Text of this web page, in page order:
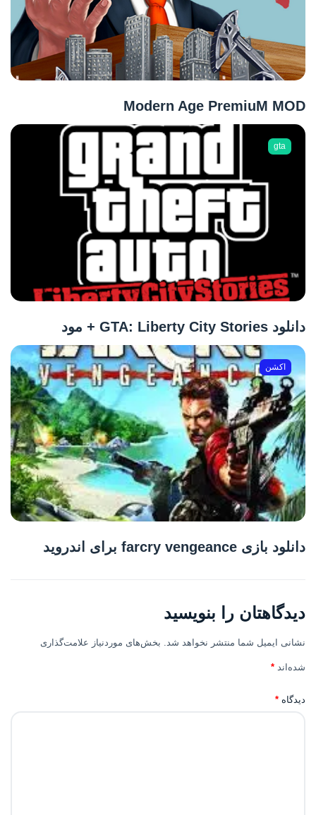
Modern Age PremiuM MOD
gta
دانلود GTA: Liberty City Stories + مود
اکشن
دانلود بازی farcry vengeance برای اندروید
دیدگاهتان را بنویسید
نشانی ایمیل شما منتشر نخواهد شد. بخش‌های موردنیاز علامت‌گذاری
شده‌اند *
دیدگاه *